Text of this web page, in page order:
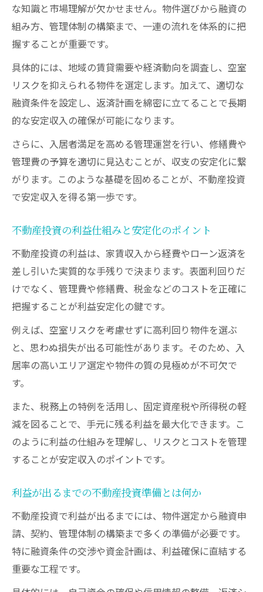
な知識と市場理解が欠かせません。物件選びから融資の
組み方、管理体制の構築まで、一連の流れを体系的に把
握することが重要です。
具体的には、地域の賃貸需要や経済動向を調査し、空室
リスクを抑えられる物件を選定します。加えて、適切な
融資条件を設定し、返済計画を綿密に立てることで長期
的な安定収入の確保が可能になります。
さらに、入居者満足を高める管理運営を行い、修繕費や
管理費の予算を適切に見込むことが、収支の安定化に繋
がります。このような基礎を固めることが、不動産投資
で安定収入を得る第一歩です。
不動産投資の利益仕組みと安定化のポイント
不動産投資の利益は、家賃収入から経費やローン返済を
差し引いた実質的な手残りで決まります。表面利回りだ
けでなく、管理費や修繕費、税金などのコストを正確に
把握することが利益安定化の鍵です。
例えば、空室リスクを考慮せずに高利回り物件を選ぶ
と、思わぬ損失が出る可能性があります。そのため、入
居率の高いエリア選定や物件の質の見極めが不可欠で
す。
また、税務上の特例を活用し、固定資産税や所得税の軽
減を図ることで、手元に残る利益を最大化できます。こ
のように利益の仕組みを理解し、リスクとコストを管理
することが安定収入のポイントです。
利益が出るまでの不動産投資準備とは何か
不動産投資で利益が出るまでには、物件選定から融資申
請、契約、管理体制の構築まで多くの準備が必要です。
特に融資条件の交渉や資金計画は、利益確保に直結する
重要な工程です。